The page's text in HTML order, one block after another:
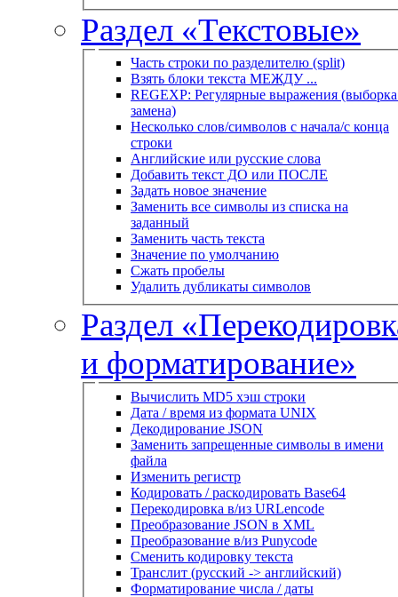
Раздел «Текстовые»
Часть строки по разделителю (split)
Взять блоки текста МЕЖДУ ...
REGEXP: Регулярные выражения
замена)
Несколько слов/символов с начала/с конца
строки
Английские или русские слова
Добавить текст ДО или ПОСЛЕ
Задать новое значение
Заменить все символы из списка на
заданный
Заменить часть текста
Значение по умолчанию
Сжать пробелы
Удалить дубликаты символов
Раздел
и форматирование»
Вычислить MD5 хэш строки
Дата / время из формата UNIX
Декодирование JSON
Заменить запрещенные символы в имени
файла
Изменить регистр
Кодировать / раскодировать Base64
Перекодировка в/из URLencode
Преобразование JSON в XML
Преобразование в/из Punycode
Сменить кодировку текста
Транслит (русский -> английский)
Форматирование числа / даты